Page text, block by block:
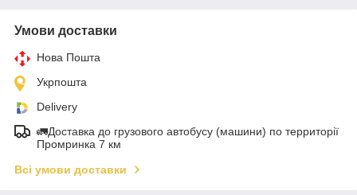
Умови доставки
Нова Пошта
Укрпошта
Delivery
🚛Доставка до грузового автобусу (машини) по территорії
Промринка 7 км
Всі умови доставки